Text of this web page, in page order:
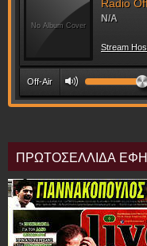
ΠΡΩΤΟΣΕΛΛΙΔΑ